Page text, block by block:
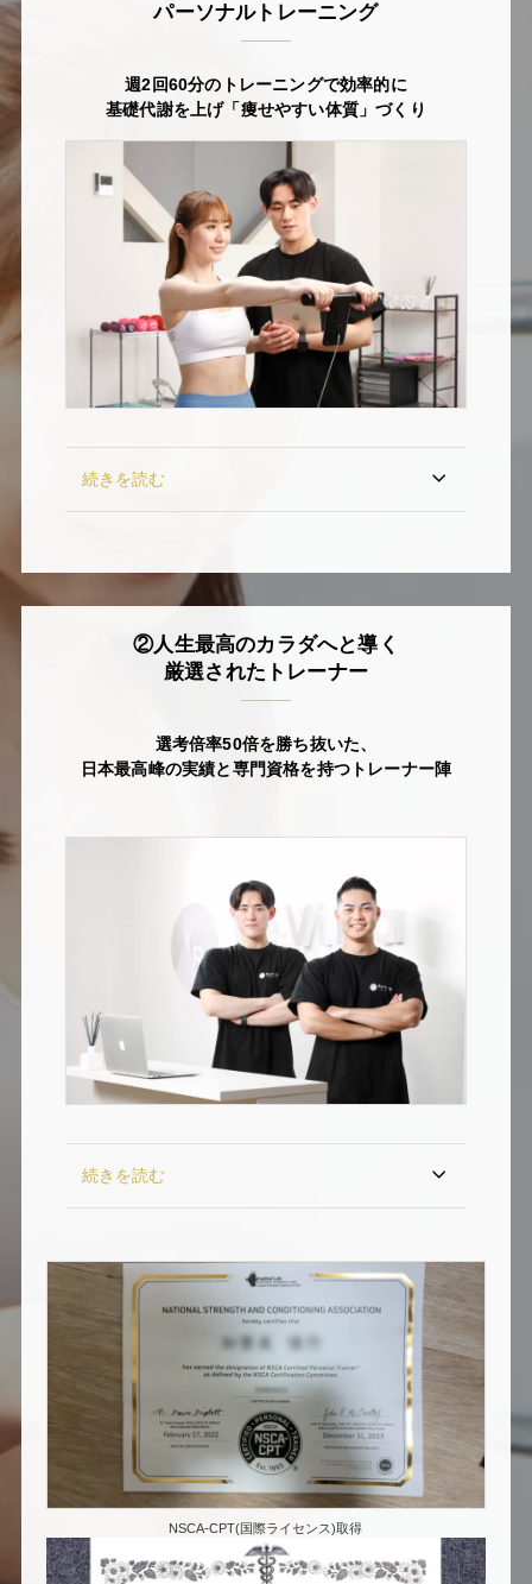
パーソナルトレーニング
週2回60分のトレーニングで効率的に
基礎代謝を上げ「痩せやすい体質」づくり
続きを読む
②人生最高のカラダへと導く
厳選されたトレーナー
選考倍率50倍を勝ち抜いた、
日本最高峰の実績と専門資格を持つトレーナー陣
続きを読む
NSCA-CPT(国際ライセンス)取得